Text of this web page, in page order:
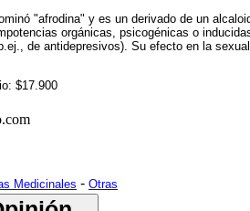
"afrodina" y es un derivado de un
orgánicas, psicogénicas o
de antidepresivos). Su efecto en la
$17.900
Medicinales - Otras